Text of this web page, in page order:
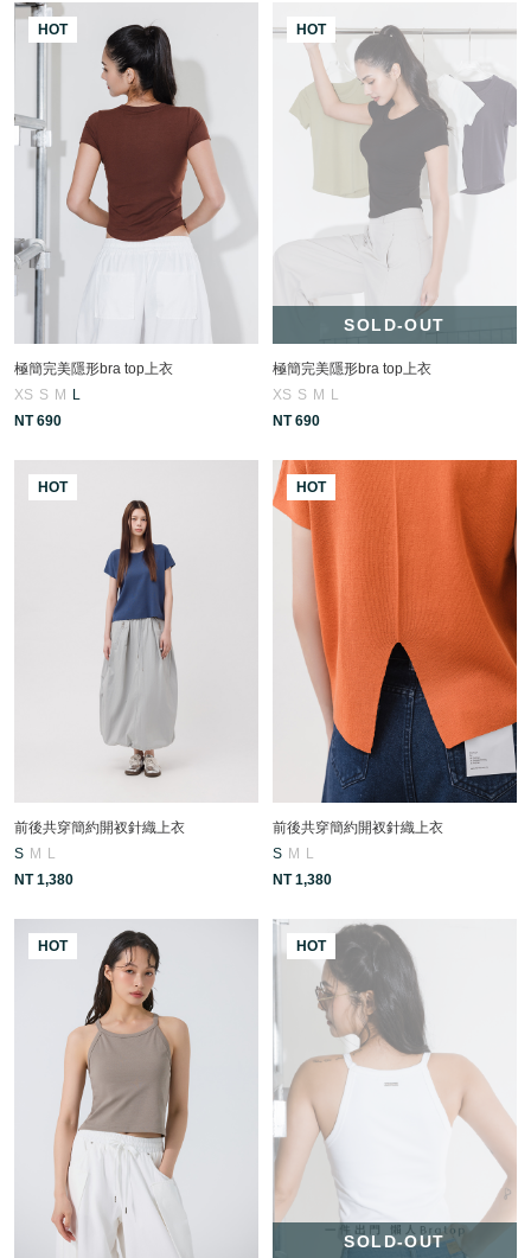
HOT
極簡完美隱形bra top上衣
XS S M
L
NT 690
SOLD-OUT
HOT
極簡完美隱形bra top上衣
XS S M
L
NT 690
HOT
前後共穿簡約開衩針織上衣
S M L
NT 1,380
HOT
前後共穿簡約開衩針織上衣
S M L
NT 1,380
HOT
SOLD-OUT
HOT